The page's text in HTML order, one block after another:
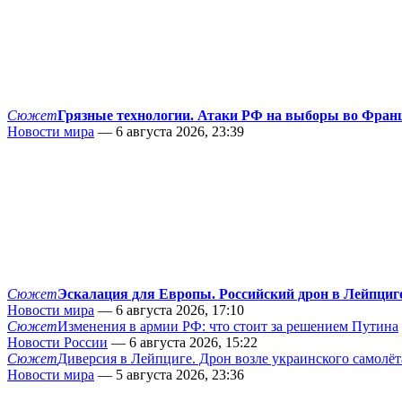
СюжетГрязные технологии. Атаки РФ на выборы во
Новости мира — 6 августа 2026, 23:39
СюжетЭскалация для Европы. Российский дрон в
Новости мира — 6 августа 2026, 17:10
СюжетИзменения в армии РФ: что стоит за решением Путина
Новости России — 6 августа 2026, 15:22
СюжетДиверсия в Лейпциге. Дрон возле украинского
Новости мира — 5 августа 2026, 23:36